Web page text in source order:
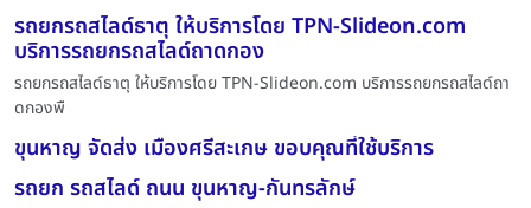
รถยกรถสไลด์ธาตุ ให้บริการโดย TPN-Slideon.com
บริการรถยกรถสไลด์ถาดกอง
รถยกรถสไลด์ธาตุ ให้บริการโดย TPN-Slideon.com บริการรถยกรถสไลด์ถา
ดกองพื
ขุนหาญ จัดส่ง เมืองศรีสะเกษ ขอบคุณที่ใช้บริการ
รถยก รถสไลด์ ถนน ขุนหาญ-กันทรลักษ์